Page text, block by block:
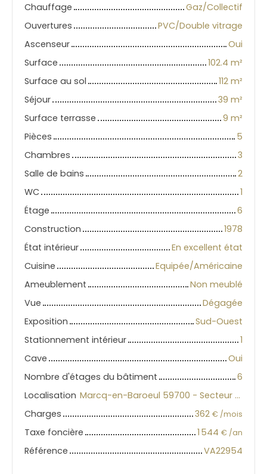
Chauffage
Gaz/Collectif
Ouvertures
PVC/Double vitrage
Ascenseur
Oui
Surface
102.4 m²
Surface au sol
112 m²
Séjour
39 m²
Surface terrasse
9 m²
Pièces
5
Chambres
3
Salle de bains
2
WC
1
Étage
6
Construction
1978
État intérieur
En excellent état
Cuisine
Equipée/Américaine
Ameublement
Non meublé
Vue
Dégagée
Exposition
Sud-Ouest
Stationnement intérieur
1
Cave
Oui
Nombre d'étages du bâtiment
6
Localisation
Marcq-en-Baroeul 59700 - Secteur Marcq-Wasquehal-Mouvaux
Charges
362 € /mois
Taxe foncière 1 544 € /an
Référence VA22954